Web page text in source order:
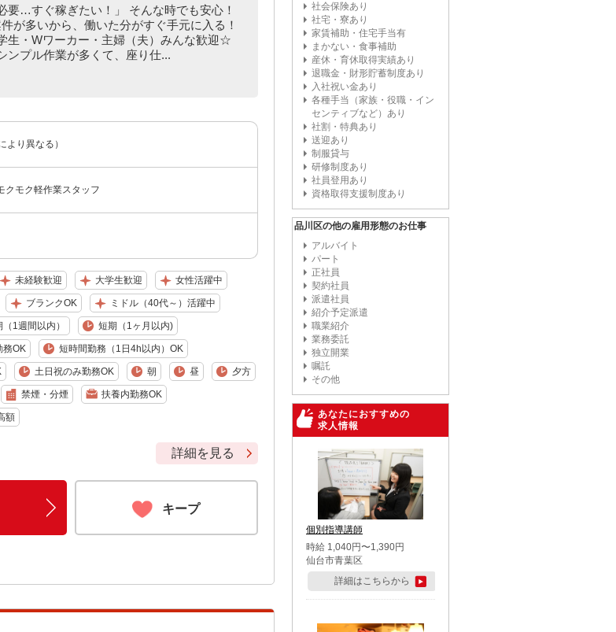
要…すぐ稼ぎたい！」 そんな時でも安心！
が多いから、働いた分がすぐ手元に入る！
生・Wワーカー・主婦（夫）みんな歓迎☆
ンプル作業が多くて、座り仕...
り異なる）
クモク軽作業スタッフ
未経験歓迎 大学生歓迎 女性活躍中
ブランクOK ミドル（40代～）活躍中
（1週間以内） 短期（1ヶ月以内)
務OK 短時間勤務（1日4h以内）OK
土日祝のみ勤務OK 朝 昼 夕方
禁煙・分煙 扶養内勤務OK
額
詳細を見る
キープ
社会保険あり
社宅・寮あり
家賃補助・住宅手当有
まかない・食事補助
産休・育休取得実績あり
退職金・財形貯蓄制度あり
入社祝い金あり
各種手当（家族・役職・イン
センティブなど）あり
社割・特典あり
送迎あり
制服貸与
研修制度あり
社員登用あり
資格取得支援制度あり
品川区の他の雇用形態のお仕事
アルバイト
パート
正社員
契約社員
派遣社員
紹介予定派遣
職業紹介
業務委託
独立開業
嘱託
その他
あなたにおすすめの
求人情報
個別指導講師
時給 1,040円〜1,390円
仙台市青葉区
詳細はこちらから